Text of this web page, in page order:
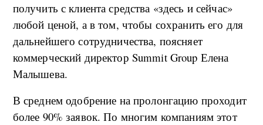
получить с клиента средства «здесь и сейчас»
любой ценой, а в том, чтобы сохранить его для
дальнейшего сотрудничества, поясняет
коммерческий директор Summit Group Елена
Малышева.
В среднем одобрение на пролонгацию проходит
более 90% заявок. По многим компаниям этот